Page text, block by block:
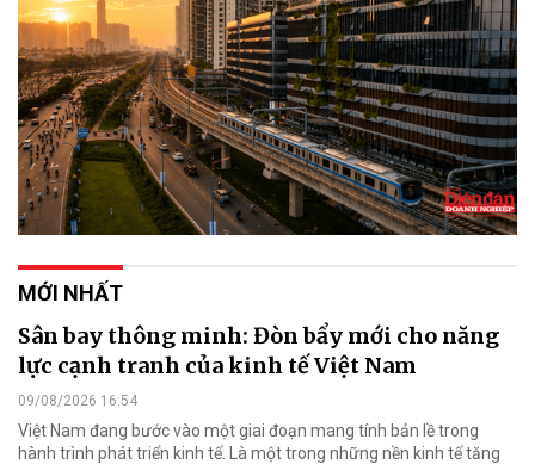
MỚI NHẤT
Sân bay thông minh: Đòn bẩy mới cho năng
lực cạnh tranh của kinh tế Việt Nam
09/08/2026 16:54
Việt Nam đang bước vào một giai đoạn mang tính bản lề trong
hành trình phát triển kinh tế. Là một trong những nền kinh tế tăng